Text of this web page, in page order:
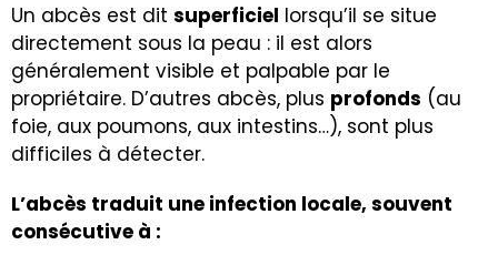
Un abcès est dit superficiel lorsqu’il se situe
directement sous la peau : il est alors
généralement visible et palpable par le
propriétaire. D’autres abcès, plus profonds (au
foie, aux poumons, aux intestins…), sont plus
difficiles à détecter.
L’abcès traduit une infection locale, souvent
consécutive à :